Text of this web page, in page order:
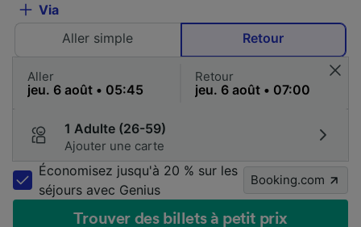
Via
Aller simple
Retour
Aller Retour
1 Adulte (26-59)
Ajouter une carte
Économisez jusqu'à 20 % sur les
séjours avec Genius
Booking.com
Trouver des billets à petit prix